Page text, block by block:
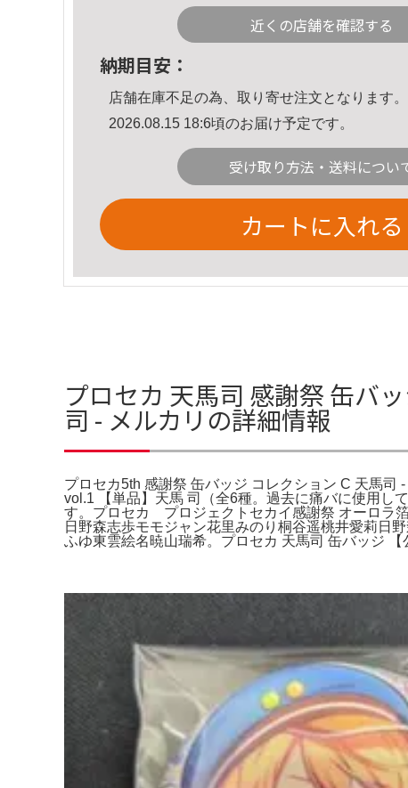
近くの店舗を確認する
納期目安：
店舗在庫不足の為、取り寄せ注文となります。
2026.08.15 18:6頃のお届け予定です。
受け取り方法・送料につい
カートに入れる
プロセカ 天馬司 感謝祭 缶バ
司 - メルカリの詳細情報
プロセカ5th 感謝祭 缶バッジ コレクション C 天馬
vol.1 【単品】天馬 司（全6種。過去に痛バに使用し
す。プロセカ プロジェクトセカイ感謝祭 オーロラ
日野森志歩モモジャン花里みのり桐谷遥桃井愛莉日
ふゆ東雲絵名暁山瑞希。プロセカ 天馬司 缶バッ